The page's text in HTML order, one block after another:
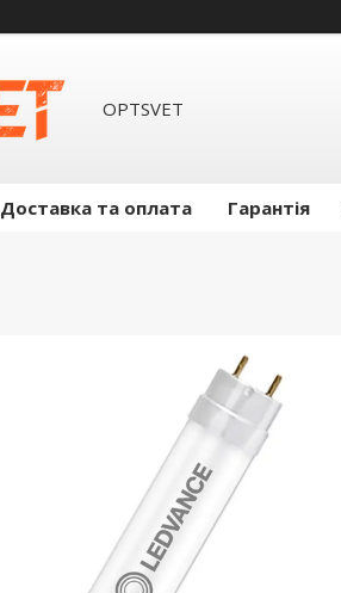
OPTSVET
Доставка та оплата Гарантія